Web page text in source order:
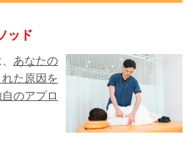
ッド
あなたの
た原因を
のアプロ